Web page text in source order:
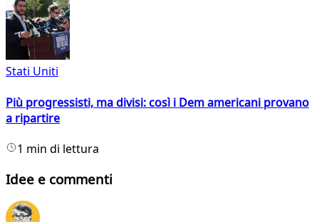
Stati Uniti
Più progressisti, ma divisi: così i Dem americani provano
a ripartire
1 min di lettura
Idee e commenti